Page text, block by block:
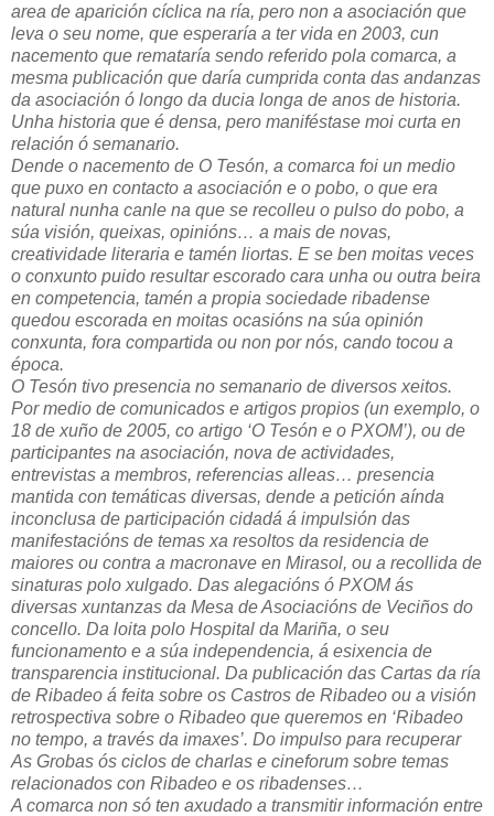
area de aparición cíclica na ría, pero non a asociación que
leva o seu nome, que esperaría a ter vida en 2003, cun
nacemento que remataría sendo referido pola comarca, a
mesma publicación que daría cumprida conta das andanzas
da asociación ó longo da ducia longa de anos de historia.
Unha historia que é densa, pero maniféstase moi curta en
relación ó semanario.
Dende o nacemento de O Tesón, a comarca foi un medio
que puxo en contacto a asociación e o pobo, o que era
natural nunha canle na que se recolleu o pulso do pobo, a
súa visión, queixas, opinións… a mais de novas,
creatividade literaria e tamén liortas. E se ben moitas veces
o conxunto puido resultar escorado cara unha ou outra beira
en competencia, tamén a propia sociedade ribadense
quedou escorada en moitas ocasións na súa opinión
conxunta, fora compartida ou non por nós, cando tocou a
época.
O Tesón tivo presencia no semanario de diversos xeitos.
Por medio de comunicados e artigos propios (un exemplo, o
18 de xuño de 2005, co artigo ‘O Tesón e o PXOM’), ou de
participantes na asociación, nova de actividades,
entrevistas a membros, referencias alleas… presencia
mantida con temáticas diversas, dende a petición aínda
inconclusa de participación cidadá á impulsión das
manifestacións de temas xa resoltos da residencia de
maiores ou contra a macronave en Mirasol, ou a recollida de
sinaturas polo xulgado. Das alegacións ó PXOM ás
diversas xuntanzas da Mesa de Asociacións de Veciños do
concello. Da loita polo Hospital da Mariña, o seu
funcionamento e a súa independencia, á esixencia de
transparencia institucional. Da publicación das Cartas da ría
de Ribadeo á feita sobre os Castros de Ribadeo ou a visión
retrospectiva sobre o Ribadeo que queremos en ‘Ribadeo
no tempo, a través da imaxes’. Do impulso para recuperar
As Grobas ós ciclos de charlas e cineforum sobre temas
relacionados con Ribadeo e os ribadenses…
A comarca non só ten axudado a transmitir información entre